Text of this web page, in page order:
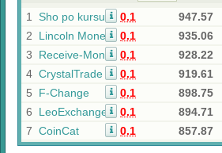
1
Sho po kursu 0.1 947.57
2
Lincoln Money 0.1 935.06
3
Receive-Money 0.1 928.22
4 CrystalTrade 0.1 919.61
5
F-Change 0.1 898.75
6
LeoExchanger 0.1 894.71
7 CoinCat 0.1 857.87